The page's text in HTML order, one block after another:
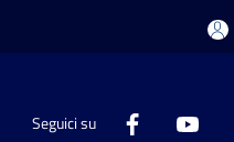
Seguici su